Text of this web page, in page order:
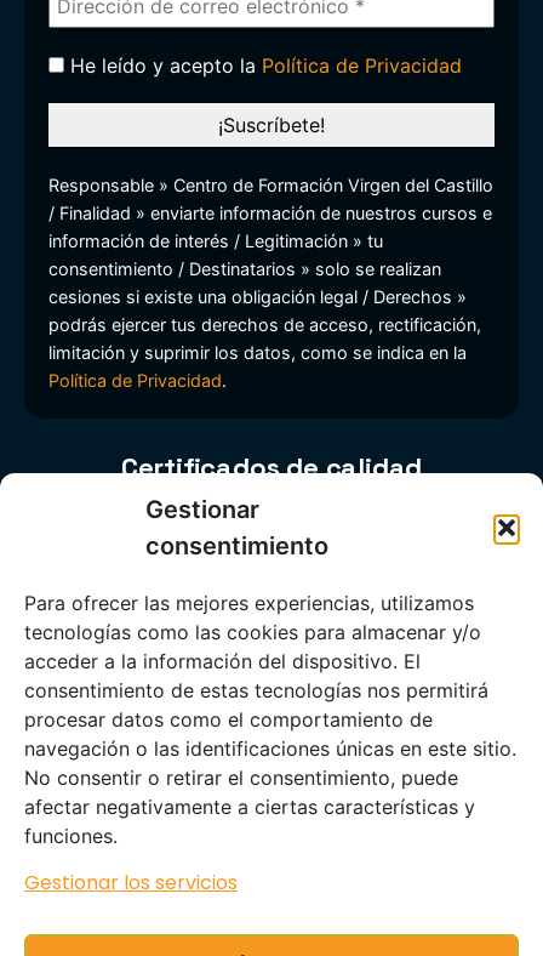
Gestionar
consentimiento
Para ofrecer las mejores experiencias, utilizamos
tecnologías como las cookies para almacenar y/o
acceder a la información del dispositivo. El
consentimiento de estas tecnologías nos permitirá
procesar datos como el comportamiento de
navegación o las identificaciones únicas en este sitio.
No consentir o retirar el consentimiento, puede
afectar negativamente a ciertas características y
funciones.
Gestionar los servicios
He leído y acepto la Política de Privacidad
Responsable » Centro de Formación Virgen del Castillo
/ Finalidad » enviarte información de nuestros cursos e
información de interés / Legitimación » tu
consentimiento / Destinatarios » solo se realizan
cesiones si existe una obligación legal / Derechos »
podrás ejercer tus derechos de acceso, rectificación,
limitación y suprimir los datos, como se indica en la
Política de Privacidad.
Certificados de calidad
Información legal
Aviso Legal
Protección de
|Condiciones de Uso